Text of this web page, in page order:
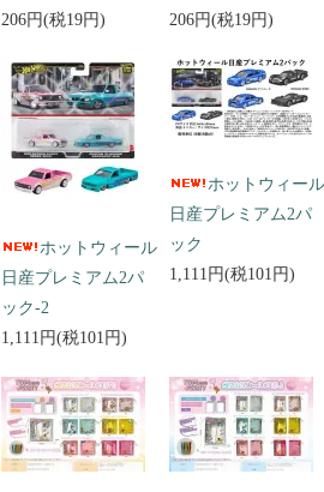
206円(税19円)
206円(税19円)
ホットウィール
日産プレミアム2パ
ック-2
1,111円(税101円)
ホットウィール
日産プレミアム2パ
ック
1,111円(税101円)